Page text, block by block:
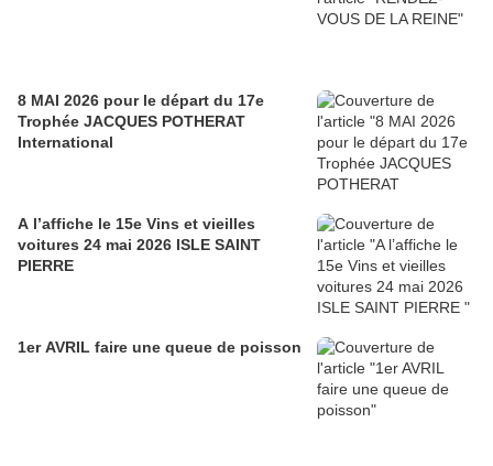
8 MAI 2026 pour le départ du 17e
Trophée JACQUES POTHERAT
International
A l’affiche le 15e Vins et vieilles
voitures 24 mai 2026 ISLE SAINT
PIERRE
1er AVRIL faire une queue de poisson